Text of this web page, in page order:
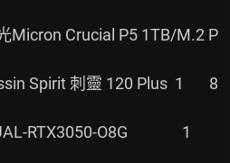
Micron Crucial P5 1TB/M.2 P
Spirit 刺靈 120 Plus  1       8
RTX3050-O8G               1